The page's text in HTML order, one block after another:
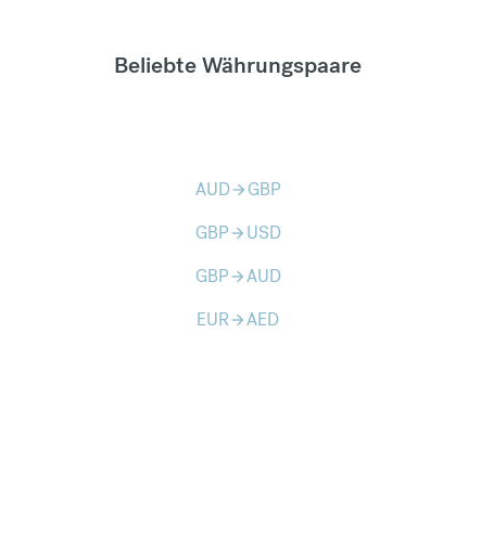
Beliebte Währungspaare
AUDarrow_forward GBP
GBParrow_forward USD
GBParrow_forwardAUD
EURarrow_forwardAED